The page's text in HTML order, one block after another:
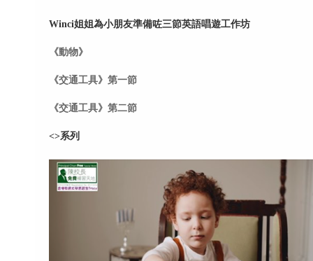
Winci姐姐為小朋友準備咗三節英語唱遊工作坊
《動物》
《交通工具》第一節
《交通工具》第二節
<>系列